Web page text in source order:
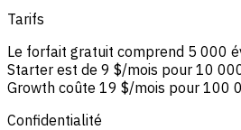
Tarifs
Le forfait gratuit comprend 5 000
Starter est de 9 $/mois pour 10
Growth coûte 19 $/mois pour 100
Confidentialité